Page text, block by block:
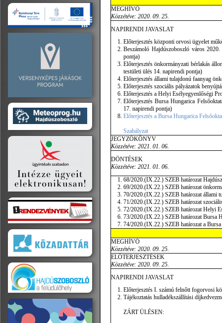
MEGHÍVÓ
Közzétéve: 2020. 09. 25.
NAPIRENDI JAVASLAT
Előterjesztés központi orvosi ügyelet
Beszámoló Hajdúszoboszló város
pontja)
Előterjesztés önkormányzati bérlakás
testületi ülés 14. napirendi pontja)
Előterjesztés állami tulajdonú faanyag
Előterjesztés szociális pályázatok
Előterjesztés a Helyi Esélyegyenlőségi
Előterjesztés Bursa Hungarica
17. napirendi pontja)
Előterjesztés a Bursa Hungarica
Szabályzat
JEGYZŐKÖNYV
Közzétéve: 2021. 01. 06.
DÖNTÉSEK
Közzétéve: 2021. 01. 06.
68/2020.(IX.22.) SZEB határozat
69/2020.(IX.22.) SZEB határozat
70/2020.(IX.22.) SZEB határozat állami
71/2020.(IX.22.) SZEB határozat
72/2020.(IX.22.) SZEB határozat Helyi
73/2020.(IX.22.) SZEB határozat Bursa
74/2020.(IX.22.) SZEB határozat a
MEGHÍVÓ
Közzétéve: 2020. 09. 25.
ELŐTERJESZTÉSEK
Közzétéve: 2020. 09. 25.
NAPIRENDI JAVASLAT
Előterjesztés I. számú felnőtt fogorvosi
Tájékoztatás hulladékszállítási
ZÁRT ÜLÉSEN: